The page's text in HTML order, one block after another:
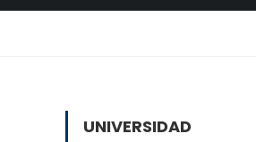
UNIVERSIDAD